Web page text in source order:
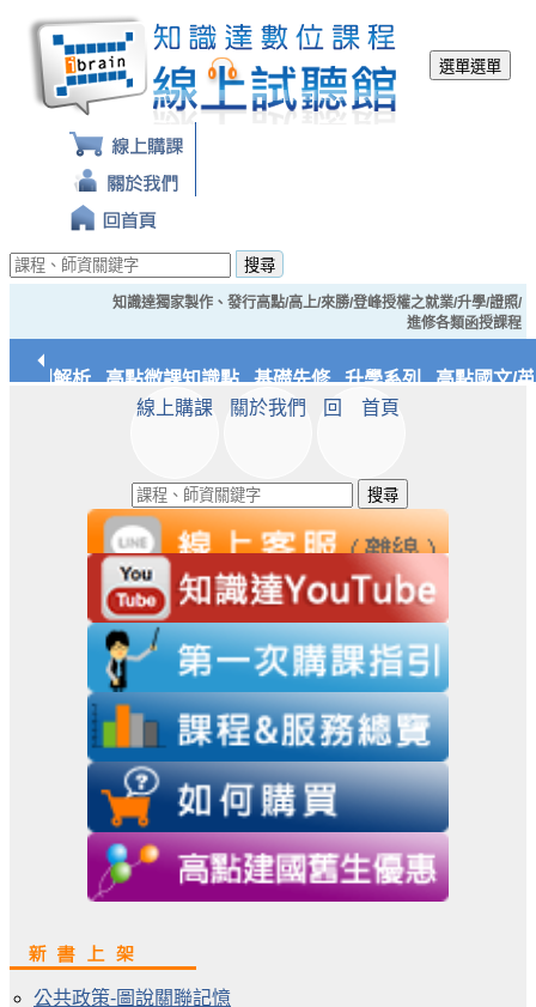
選單選單
搜尋
知識達獨家製作、發行高點/高上/來勝/登峰授權之就業/升學/證照/
進修各類函授課程
裁判解析 高點微課知識點 基礎先修 升學系列 高點國文/英
知識達文化
線上購課 關於我們 回 首頁
搜尋
公共政策-圖說關聯記憶